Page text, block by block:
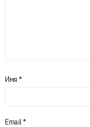
Имя *
Email*